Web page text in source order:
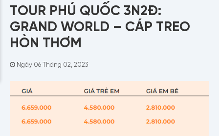
TOUR PHÚ QUỐC 3N2Đ:
GRAND WORLD – CÁP TREO
HÒN THƠM
Ngày 06 Tháng 02, 2023